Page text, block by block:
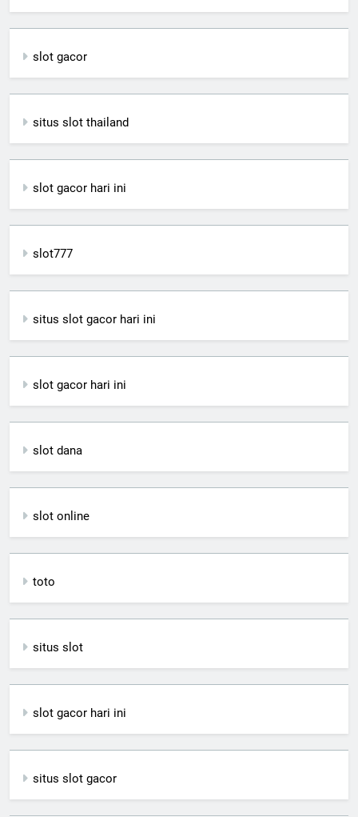
slot gacor
situs slot thailand
slot gacor hari ini
slot777
situs slot gacor hari ini
slot gacor hari ini
slot dana
slot online
toto
situs slot
slot gacor hari ini
situs slot gacor